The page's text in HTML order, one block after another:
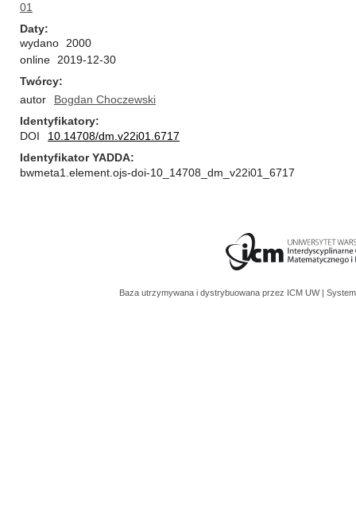
01
Daty
wydano
2000
online
2019-12-30
Twórcy
autor
Bogdan Choczewski
Identyfikatory
DOI
10.14708/dm.v22i01.6717
Identyfikator YADDA
bwmeta1.element.ojs-doi-10_14708_dm_v22i01_6717
Baza utrzymywana i dystrybuowana przez ICM UW |